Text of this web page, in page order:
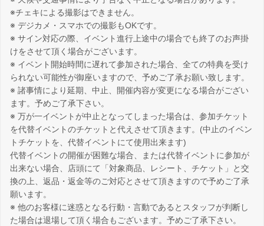
※チェキによる撮影はできません。
※ デジカメ・スマホでの撮影もOKです。
※ サイン対応の際、イベント進行上途中の場合でも終了のお声掛
けをさせて頂く場合がございます。
※ イベント開始時間に遅れて参加された場合、全ての特典を受け
られない可能性が御座いますので、予めご了承お願い致します。
※ 諸事情により延期、中止、開催内容が変更になる場合がござい
ます。予めご了承下さい。
※ 万が一イベントが中止となってしまった場合は、参加チケット
を代替イベントのチケットと代えさせて頂きます。(中止のイベン
トチケットを、代替イベントにて使用出来ます)
代替イベントの開催が困難な場合、または代替イベントに参加が
出来ない場合、店頭にて「対象商品、レシート、チケット」と交
換の上、返品・返金等のご対応とさせて頂きますので予めご了承
願います。
※ 他のお客様に迷惑となる行動・言動であるとスタッフが判断し
た場合は退場して頂く場合もございます。予めご了承下さい。